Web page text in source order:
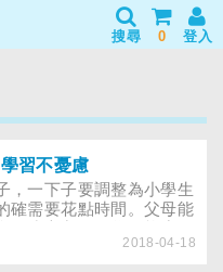
搜尋 0 登入
習不憂慮
，一下子要調整為小學生
確需要花點時間。父母能
好與否的關鍵。每年9月
2018-04-18